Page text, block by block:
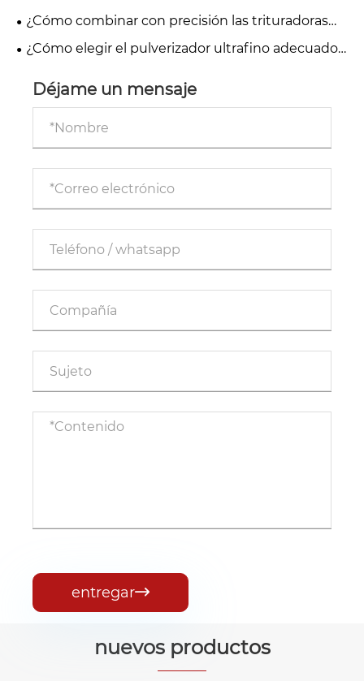
ultrafino Feed.
¿Cómo combinar con precisión las trituradoras
ultrafinas para su línea de producción?
¿Cómo elegir el pulverizador ultrafino adecuado
para la contratación transfronteriza
Déjame un mensaje
entregar
nuevos productos